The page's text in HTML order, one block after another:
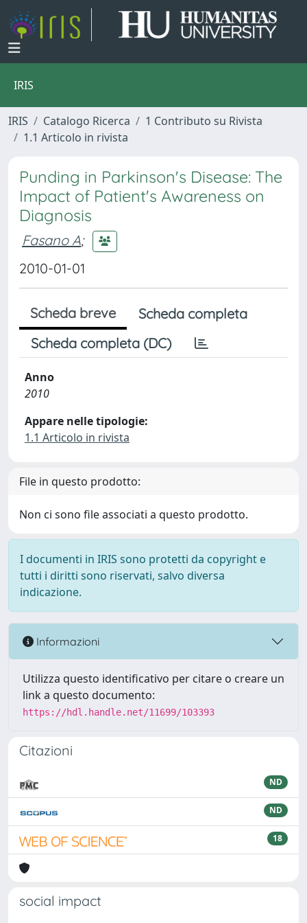
IRIS
IRIS Catalogo Ricerca
1 Contributo su Rivista
1.1 Articolo in rivista
Punding in Parkinson's Disease: The
Impact of Patient's Awareness on
Diagnosis
Fasano A;
2010-01-01
Scheda breve
Scheda completa
Scheda completa (DC)
Anno
2010
Appare nelle tipologie:
1.1 Articolo in rivista
File in questo prodotto:
Non ci sono file associati a questo prodotto.
I documenti in IRIS sono protetti da copyright e
tutti i diritti sono riservati, salvo diversa
indicazione.
Informazioni
Utilizza questo identificativo per citare o creare un
link a questo documento:
https://hdl.handle.net/11699/103393
Citazioni
ND
ND
18
social impact